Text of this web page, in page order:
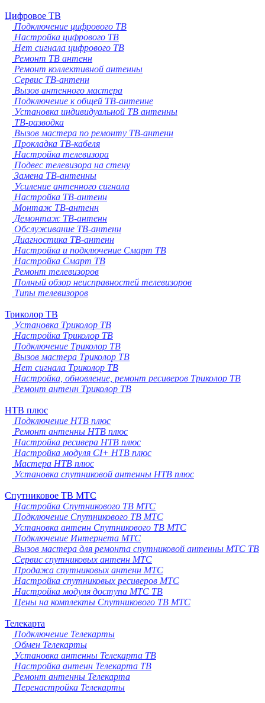
Цифровое ТВ
Подключение цифрового ТВ
Настройка цифрового ТВ
Нет сигнала цифрового ТВ
Ремонт ТВ антенн
Ремонт коллективной антенны
Сервис ТВ-антенн
Вызов антенного мастера
Подключение к общей ТВ-антенне
Установка индивидуальной ТВ антенны
ТВ-разводка
Вызов мастера по ремонту ТВ-антенн
Прокладка ТВ-кабеля
Настройка телевизора
Подвес телевизора на стену
Замена ТВ-антенны
Усиление антенного сигнала
Настройка ТВ-антенн
Монтаж ТВ-антенн
Демонтаж ТВ-антенн
Обслуживание ТВ-антенн
Диагностика ТВ-антенн
Настройка и подключение Смарт ТВ
Настройка Смарт ТВ
Ремонт телевизоров
Полный обзор неисправностей телевизоров
Типы телевизоров
Триколор ТВ
Установка Триколор ТВ
Настройка Триколор ТВ
Подключение Триколор ТВ
Вызов мастера Триколор ТВ
Нет сигнала Триколор ТВ
Настройка, обновление, ремонт ресиверов Триколор ТВ
Ремонт антенн Триколор ТВ
НТВ плюс
Подключение НТВ плюс
Ремонт антенны НТВ плюс
Настройка ресивера НТВ плюс
Настройка модуля CI+ НТВ плюс
Мастера НТВ плюс
Установка спутниковой антенны НТВ плюс
Спутниковое ТВ МТС
Настройка Спутникового ТВ МТС
Подключение Спутникового ТВ МТС
Установка антенн Спутникового ТВ МТС
Подключение Интернета МТС
Вызов мастера для ремонта спутниковой антенны МТС ТВ
Сервис спутниковых антенн МТС
Продажа спутниковых антенн МТС
Настройка спутниковых ресиверов МТС
Настройка модуля доступа МТС ТВ
Цены на комплекты Спутникового ТВ МТС
Телекарта
Подключение Телекарты
Обмен Телекарты
Установка антенны Телекарта ТВ
Настройка антенн Телекарта ТВ
Ремонт антенны Телекарта
Перенастройка Телекарты